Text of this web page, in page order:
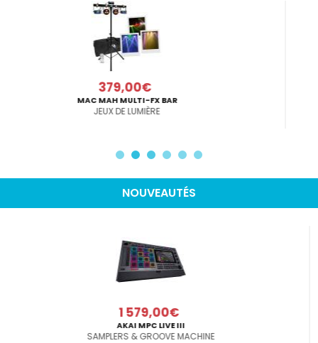
299,00€
MAC MAH MAC 1000 RGB
LASER
NOUVEAUTÉS
119,00€
PROEL EIKON6
MONITEUR ACTIF